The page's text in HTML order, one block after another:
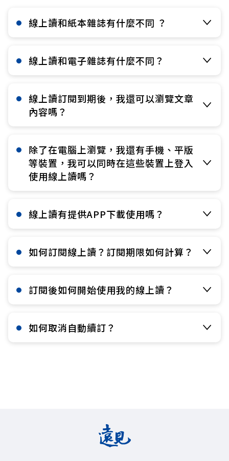
線上讀和紙本雜誌有什麼不同 ？​
線上讀和電子雜誌有什麼不同？​
線上讀訂閱到期後，我還可以瀏覽文章
內容嗎？​
除了在電腦上瀏覽，我還有手機、平版
等裝置，我可以同時在這些裝置上登入
使用線上讀嗎？​
線上讀有提供APP下載使用嗎？​
如何訂閱線上讀？訂閱期限如何計算？​
訂閱後如何開始使用我的線上讀？​
如何取消自動續訂？